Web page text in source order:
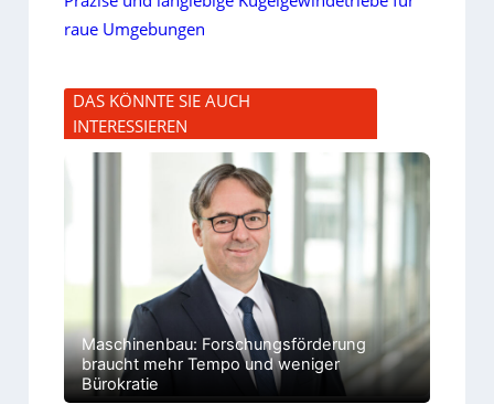
raue Umgebungen
DAS KÖNNTE SIE AUCH
INTERESSIEREN
Maschinenbau: Forschungsförderung
braucht mehr Tempo und weniger
Bürokratie